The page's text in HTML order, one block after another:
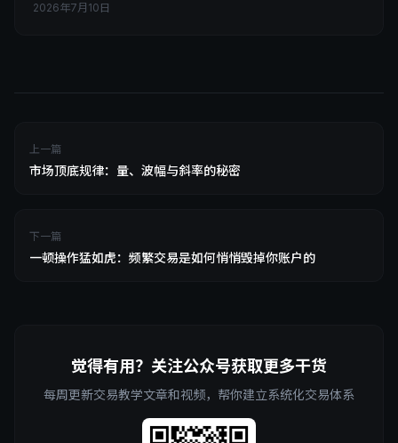
2026年7月10日
上一篇
市场顶底规律：量、波幅与斜率的秘密
下一篇
一顿操作猛如虎：频繁交易是如何悄悄毁掉你账户的
觉得有用？关注公众号获取更多干货
每周更新交易教学文章和视频，帮你建立系统化交易体系